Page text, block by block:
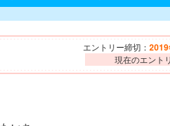
エントリー締切：
現在のエン